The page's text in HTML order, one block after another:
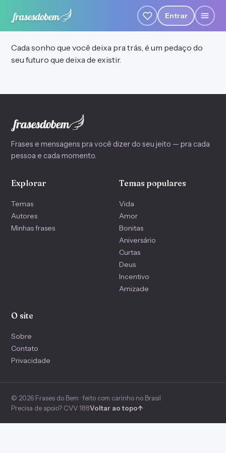
Entrar
Cada sonho que você deixa pra trás, é um pedaço do
seu futuro que deixa de existir.
Frases e mensagens pra você dizer do seu jeito — pra cada
pessoa e cada momento.
Explorar
Temas
Autores
Minhas frases
Temas populares
Vida
Amor
Bonitas
Aniversário
Curtas
Deus
Incentivo
Amizade
O site
Sobre
Contato
Privacidade
© 2026 Frases do Bem · feito com carinho no Brasil
Precisa de apoio? CVV 188Voltar ao topo↑